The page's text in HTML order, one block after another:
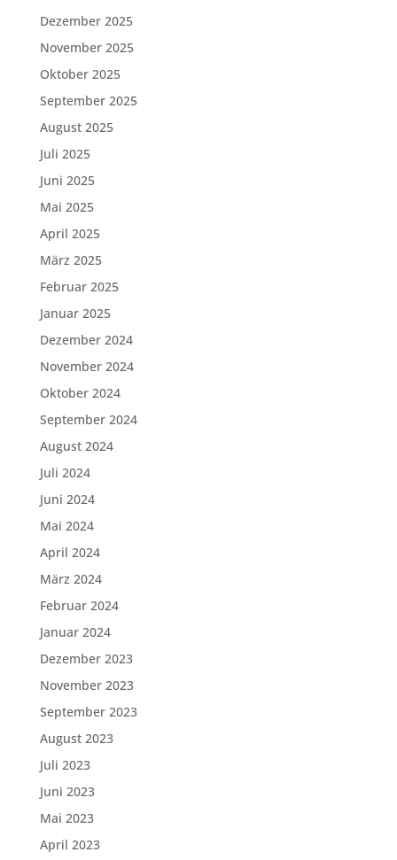
Dezember 2025
November 2025
Oktober 2025
September 2025
August 2025
Juli 2025
Juni 2025
Mai 2025
April 2025
März 2025
Februar 2025
Januar 2025
Dezember 2024
November 2024
Oktober 2024
September 2024
August 2024
Juli 2024
Juni 2024
Mai 2024
April 2024
März 2024
Februar 2024
Januar 2024
Dezember 2023
November 2023
September 2023
August 2023
Juli 2023
Juni 2023
Mai 2023
April 2023